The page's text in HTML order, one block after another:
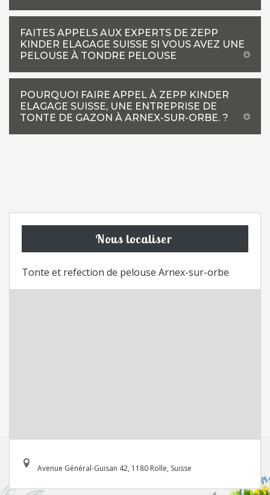
FAITES APPELS AUX EXPERTS DE ZEPP
KINDER ELAGAGE SUISSE SI VOUS AVEZ UNE
PELOUSE À TONDRE PELOUSE
POURQUOI FAIRE APPEL À ZEPP KINDER
ELAGAGE SUISSE, UNE ENTREPRISE DE
TONTE DE GAZON À ARNEX-SUR-ORBE. ?
Nous localiser
Tonte et refection de pelouse Arnex-sur-orbe
Avenue Général-Guisan 42, 1180 Rolle, Suisse